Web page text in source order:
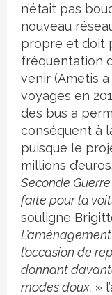
n’était pas
nouveau
propre et doit
fréquentation
venir (Ametis
voyages en
des bus a
conséquent à
puisque le
millions
Seconde
faite pour la
souligne
l’occasion de
donnant
modes doux. »